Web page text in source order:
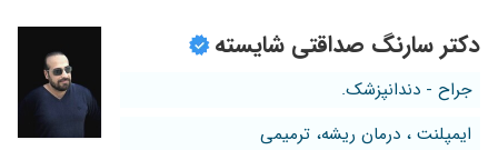
دکتر سارنگ صداقتی شایسته
جراح - دندانپزشک.
ایمپلنت ، درمان ریشه، ترمیمی